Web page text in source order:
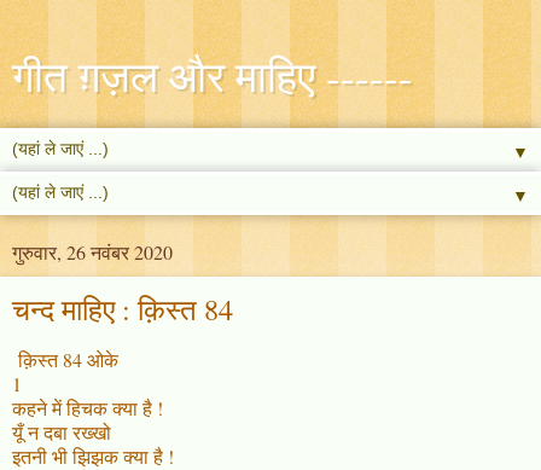
गीत ग़ज़ल और माहिए ------
▼
▼
गुरुवार, 26 नवंबर 2020
चन्द माहिए : क़िस्त 84
क़िस्त 84 ओके
1
कहने में हिचक क्या है !
यूँ न दबा रख्खो
इतनी भी झिझक क्या है !